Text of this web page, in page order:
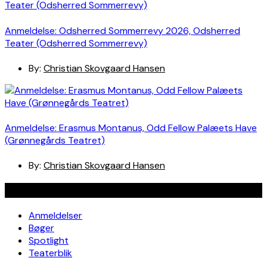
Anmeldelse: Odsherred Sommerrevy 2026, Odsherred
Teater (Odsherred Sommerrevy)
By: Christian Skovgaard Hansen
Anmeldelse: Erasmus Montanus, Odd Fellow Palæets Have
(Grønnegårds Teatret)
By: Christian Skovgaard Hansen
Anmeldelser
Bøger
Spotlight
Teaterblik